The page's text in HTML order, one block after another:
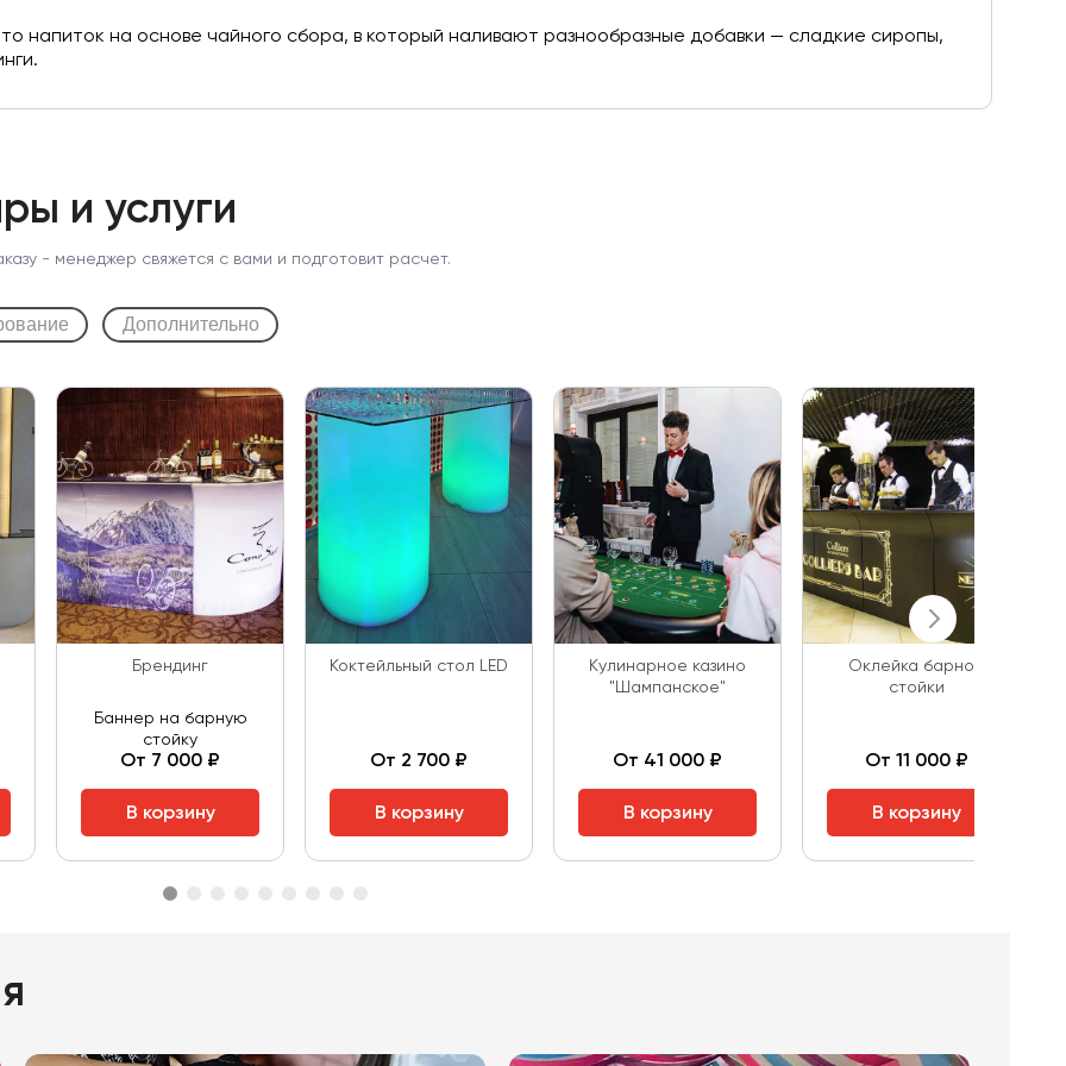
напиток на основе чайного сбора, в который наливают разнообразные добавки — сладкие сиропы,
и услуги
- менеджер свяжется с вами и подготовит расчет.
Дополнительно
Брендинг
Баннер на барную
стойку
От 7 000 ₽
В корзину
Коктейльный стол LED
От 2 700 ₽
В корзину
Кулинарное казино
"Шампанское"
От 41 000 ₽
В корзину
Оклейка барной
стойки
От 11 000 ₽
В корзину